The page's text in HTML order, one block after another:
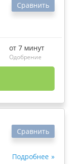
Сравнить
от 7 минут
Одобрение
Подробнее
Сравнить